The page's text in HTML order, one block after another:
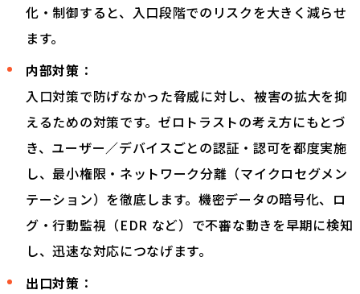
化・制御すると、入口段階でのリスクを大きく減らせ
ます。
内部対策 ：
入口対策で防げなかった脅威に対し、被害の拡大を抑
えるための対策です。ゼロトラストの考え方にもとづ
き、ユーザー／デバイスごとの認証・認可を都度実施
し、最小権限・ネットワーク分離（マイクロセグメン
テーション）を徹底します。機密データの暗号化、ロ
グ・行動監視（EDR など）で不審な動きを早期に検知
し、迅速な対応につなげます。
出口対策 ：